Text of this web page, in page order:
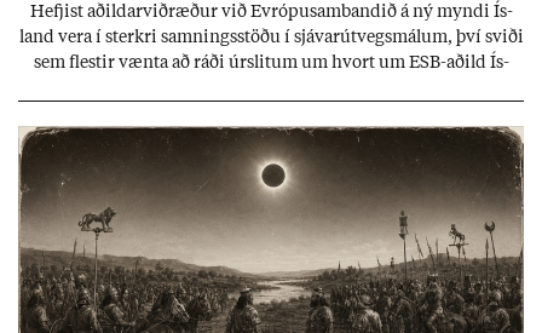
Hefj­ist að­ild­ar­við­ræð­ur við Evr­ópu­sam­band­ið á ný myndi Ís­
land vera í sterkri samn­ings­stöðu í sjáv­ar­út­vegs­mál­um, því sviði
sem flest­ir vænta að ráði úr­slit­um um hvort um ESB-að­ild Ís­
kerfi, en sveigj­an­leiki til lausna er um­tals­verð­ur.